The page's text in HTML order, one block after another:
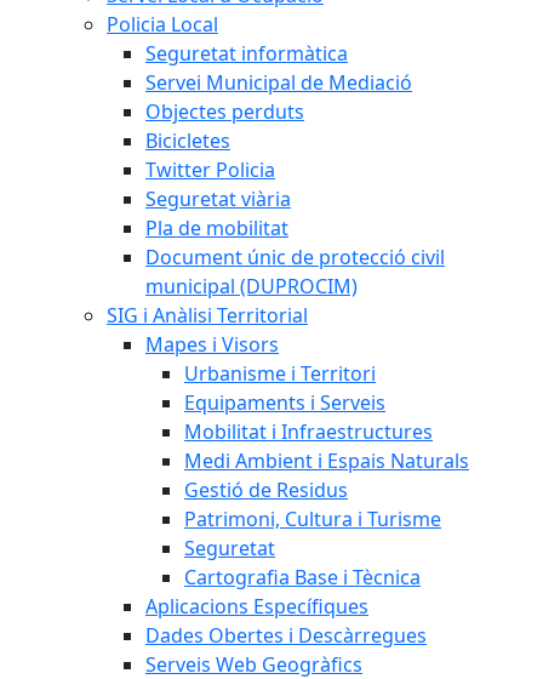
Policia Local
Seguretat informàtica
Servei Municipal de Mediació
Objectes perduts
Bicicletes
Twitter Policia
Seguretat viària
Pla de mobilitat
Document únic de protecció civil
municipal (DUPROCIM)
SIG i Anàlisi Territorial
Mapes i Visors
Urbanisme i Territori
Equipaments i Serveis
Mobilitat i Infraestructures
Medi Ambient i Espais Naturals
Gestió de Residus
Patrimoni, Cultura i Turisme
Seguretat
Cartografia Base i Tècnica
Aplicacions Específiques
Dades Obertes i Descàrregues
Serveis Web Geogràfics